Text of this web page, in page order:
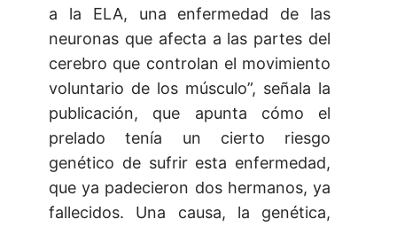
a la ELA, una enfermedad de las
neuronas que afecta a las partes del
cerebro que controlan el movimiento
voluntario de los músculo”, señala la
publicación, que apunta cómo el
prelado tenía un cierto riesgo
genético de sufrir esta enfermedad,
que ya padecieron dos hermanos, ya
fallecidos. Una causa, la genética,